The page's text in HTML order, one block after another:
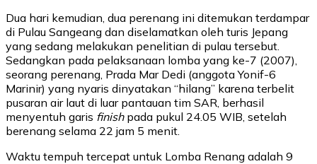
Dua hari kemudian, dua perenang ini ditemukan terdampar
di Pulau Sangeang dan diselamatkan oleh turis Jepang
yang sedang melakukan penelitian di pulau tersebut.
Sedangkan pada pelaksanaan lomba yang ke-7 (2007),
seorang perenang, Prada Mar Dedi (anggota Yonif-6
Marinir) yang nyaris dinyatakan “hilang” karena terbelit
pusaran air laut di luar pantauan tim SAR, berhasil
menyentuh garis finishpada pukul 24.05 WIB, setelah
berenang selama 22 jam 5 menit.
Waktu tempuh tercepat untuk Lomba Renang adalah 9